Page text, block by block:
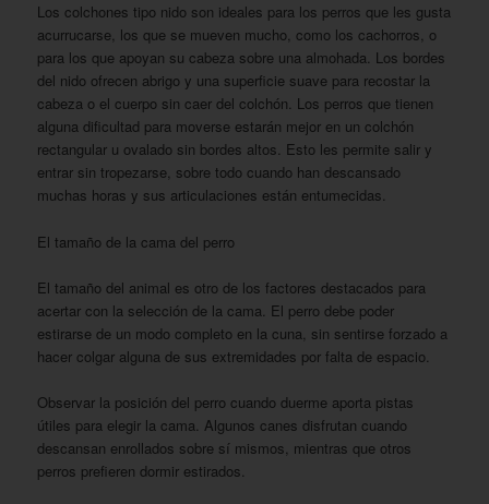
Los colchones tipo nido son ideales para los perros que les gusta
acurrucarse, los que se mueven mucho, como los cachorros, o
para los que apoyan su cabeza sobre una almohada. Los bordes
del nido ofrecen abrigo y una superficie suave para recostar la
cabeza o el cuerpo sin caer del colchón. Los perros que tienen
alguna dificultad para moverse estarán mejor en un colchón
rectangular u ovalado sin bordes altos. Esto les permite salir y
entrar sin tropezarse, sobre todo cuando han descansado
muchas horas y sus articulaciones están entumecidas.
El tamaño de la cama del perro
El tamaño del animal es otro de los factores destacados para
acertar con la selección de la cama. El perro debe poder
estirarse de un modo completo en la cuna, sin sentirse forzado a
hacer colgar alguna de sus extremidades por falta de espacio.
Observar la posición del perro cuando duerme aporta pistas
útiles para elegir la cama. Algunos canes disfrutan cuando
descansan enrollados sobre sí mismos, mientras que otros
perros prefieren dormir estirados.